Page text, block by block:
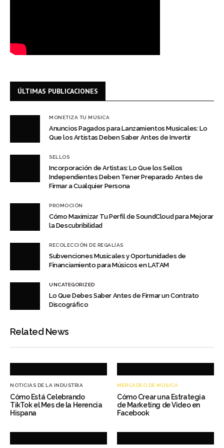
ÚLTIMAS PUBLICACIONES
MONETIZA TU MÚSICA
Anuncios Pagados para Lanzamientos Musicales: Lo
Que los Artistas Deben Saber Antes de Invertir
SELLOS
Incorporación de Artistas: Lo Que los Sellos
Independientes Deben Tener Preparado Antes de
Firmar a Cualquier Persona
PROMOCIÓN
Cómo Maximizar Tu Perfil de SoundCloud para Mejorar
la Descubribilidad
RECOLECCIÓN DE REGALÍAS
Subvenciones Musicales y Oportunidades de
Financiamiento para Músicos en LATAM
UNCATEGORIZED
Lo Que Debes Saber Antes de Firmar un Contrato
Discográfico
Related News
NOTICIAS DE LA INDUSTRIA
Cómo Está Celebrando
TikTok el Mes de la Herencia
Hispana
MERCADEO DE MÚSICA
Cómo Crear una Estrategia
de Marketing de Video en
Facebook